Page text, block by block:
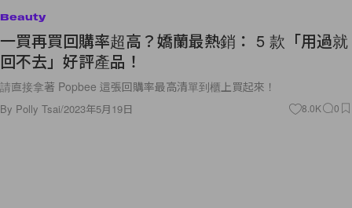
Beauty
一買再買回購率超高？嬌蘭最熱銷： 5 款「用過就
回不去」好評產品！
請直接拿著 Popbee 這張回購率最高清單到櫃上買起來！
By Polly Tsai/2023年5月19日 8.0K 0